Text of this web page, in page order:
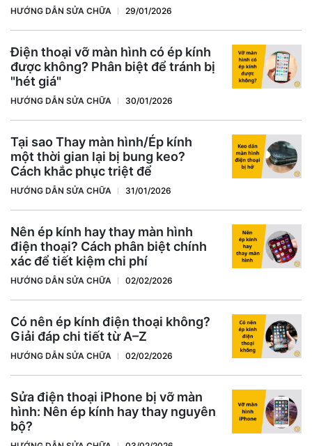
HƯỚNG DẪN SỬA CHỮA 29/01/2026
Điện thoại vỡ màn hình có ép kính
được không? Phân biệt để tránh bị
"hét giá"
HƯỚNG DẪN SỬA CHỮA 30/01/2026
Tại sao Thay màn hình/Ép kính
một thời gian lại bị bung keo?
Cách khắc phục triệt để
HƯỚNG DẪN SỬA CHỮA 31/01/2026
Nên ép kính hay thay màn hình
điện thoại? Cách phân biệt chính
xác để tiết kiệm chi phí
HƯỚNG DẪN SỬA CHỮA 02/02/2026
Có nên ép kính điện thoại không?
Giải đáp chi tiết từ A–Z
HƯỚNG DẪN SỬA CHỮA 02/02/2026
Sửa điện thoại iPhone bị vỡ màn
hình: Nên ép kính hay thay nguyên
bộ?